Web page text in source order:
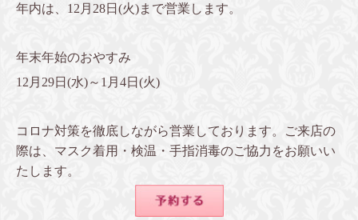
年内は、12月28日(火)まで営業します。
年末年始のおやすみ
12月29日(水)～1月4日(火)
コロナ対策を徹底しながら営業しております。ご来店の
際は、マスク着用・検温・手指消毒のご協力をお願いい
たします。